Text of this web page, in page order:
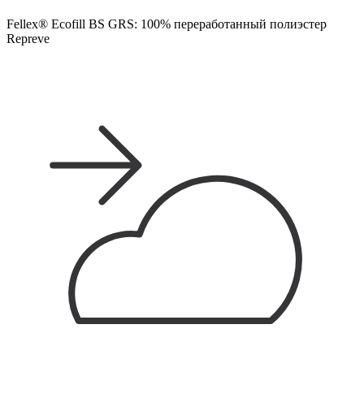
Fellex® Ecofill BS GRS: 100% переработанный полиэстер
Repreve